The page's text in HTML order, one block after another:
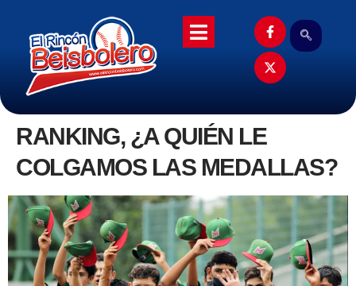
RANKING, ¿A QUIÉN LE
COLGAMOS LAS MEDALLAS?